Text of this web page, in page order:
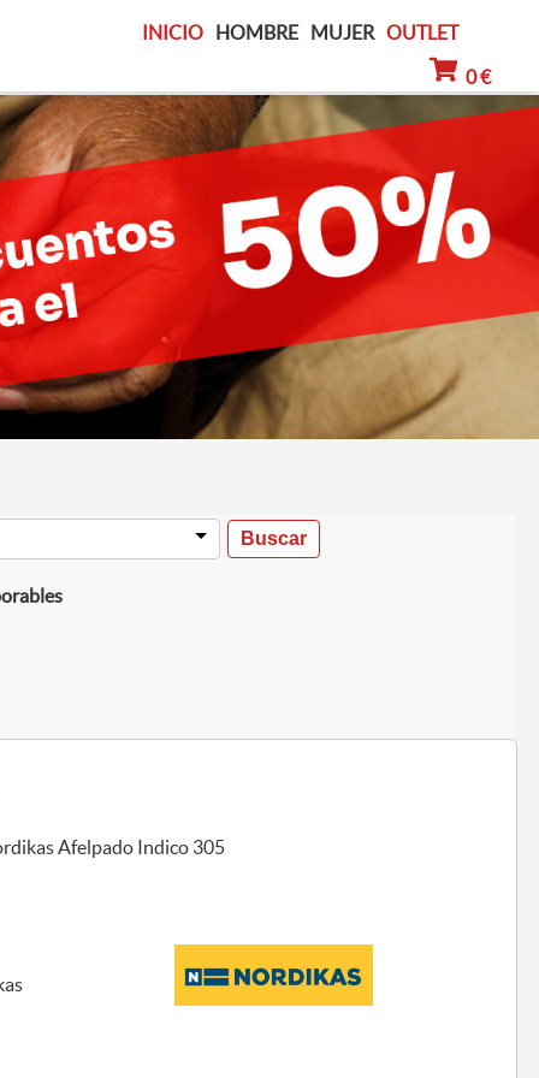
INICIO HOMBRE MUJER OUTLET
0 €
Afelpado Indico 305